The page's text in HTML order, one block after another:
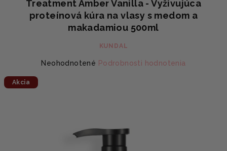
Treatment Amber Vanilla - Vyživujúca
proteínová kúra na vlasy s medom a
makadamiou 500ml
KUNDAL
Priemerné
hviezdičiek.
Neohodnotené Podrobnosti hodnotenia
Akcia